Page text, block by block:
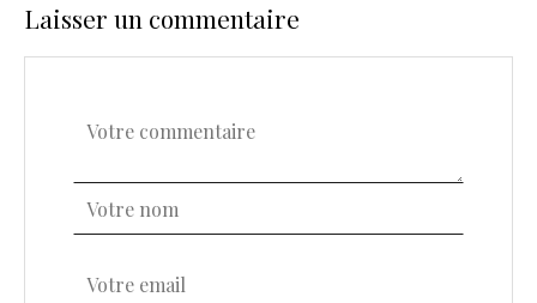
Laisser un commentaire